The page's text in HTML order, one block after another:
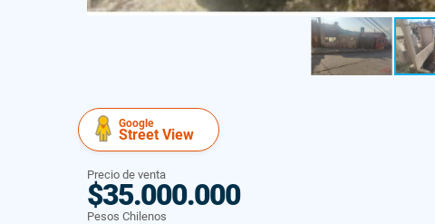
Google
Street View
Precio de venta
$35.000.000
Pesos Chilenos